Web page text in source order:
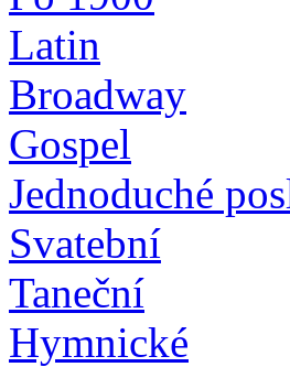
Latin
Broadway
Gospel
Jednoduché
Svatební
Taneční
Hymnické